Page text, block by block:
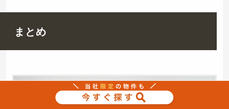
まとめ